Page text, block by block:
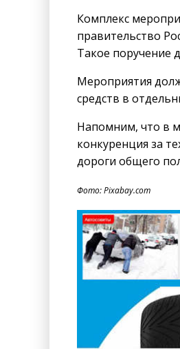
Комплекс
правительство
Такое поручение
Мероприятия
средств в
Напомним, что в
конкуренция за
дороги общего
Фото: Pixabay.com